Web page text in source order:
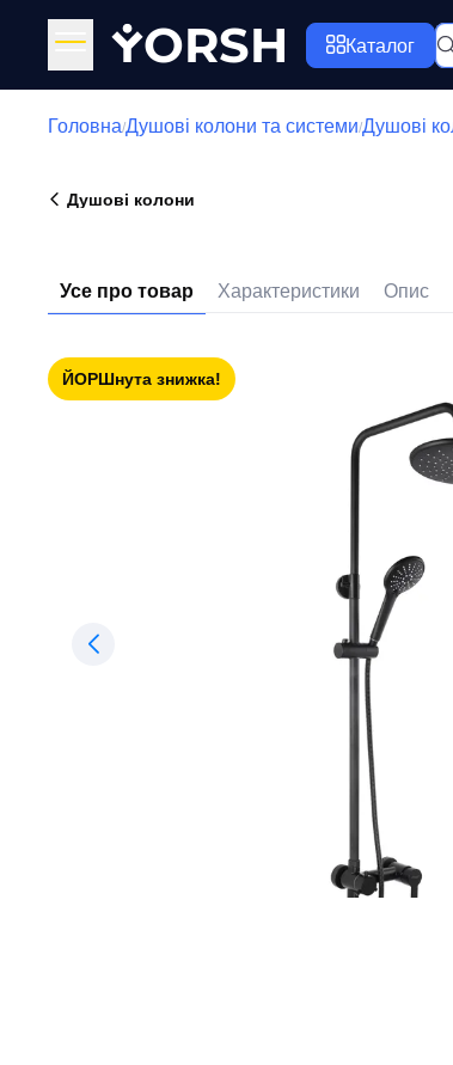
YORSH Каталог
Головна/Душові колони та системи/Душові
Душові колони
Усе про товар Характеристики Опис
ЙОРШнута знижка!